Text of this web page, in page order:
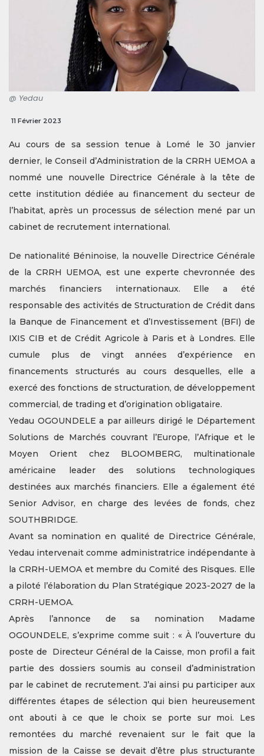
@ Yedau
11 Février 2023
Au cours de sa session tenue à Lomé le 30 janvier
dernier, le Conseil d’Administration de la CRRH UEMOA a
nommé une nouvelle Directrice Générale à la tête de
cette institution dédiée au financement du secteur de
l’habitat, après un processus de sélection mené par un
cabinet de recrutement international.
De nationalité Béninoise, la nouvelle Directrice Générale
de la CRRH UEMOA, est une experte chevronnée des
marchés financiers internationaux. Elle a été
responsable des activités de Structuration de Crédit dans
la Banque de Financement et d’Investissement (BFI) de
IXIS CIB et de Crédit Agricole à Paris et à Londres. Elle
cumule plus de vingt années d’expérience en
financements structurés au cours desquelles, elle a
exercé des fonctions de structuration, de développement
commercial, de trading et d’origination obligataire.
Yedau OGOUNDELE a par ailleurs dirigé le Département
Solutions de Marchés couvrant l’Europe, l’Afrique et le
Moyen Orient chez BLOOMBERG, multinationale
américaine leader des solutions technologiques
destinées aux marchés financiers. Elle a également été
Senior Advisor, en charge des levées de fonds, chez
SOUTHBRIDGE.
Avant sa nomination en qualité de Directrice Générale,
Yedau intervenait comme administratrice indépendante à
la CRRH-UEMOA et membre du Comité des Risques. Elle
a piloté l’élaboration du Plan Stratégique 2023-2027 de la
CRRH-UEMOA.
Après l’annonce de sa nomination Madame
OGOUNDELE, s’exprime comme suit : « À l’ouverture du
poste de Directeur Général de la Caisse, mon profil a fait
partie des dossiers soumis au conseil d’administration
par le cabinet de recrutement. J’ai ainsi pu participer aux
différentes étapes de sélection qui bien heureusement
ont abouti à ce que le choix se porte sur moi. Les
remontées du marché revenaient sur le fait que la
mission de la Caisse se devait d’être plus structurante